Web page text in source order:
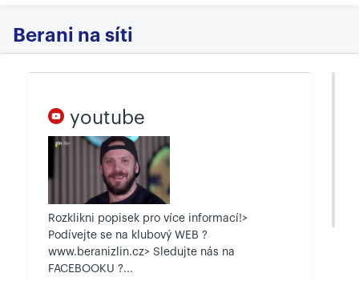
6.2.2022
Mladá Boleslav 4:3 po prodloužení, Vítkovice - Pardubice
4:1, Hradec Králové - PSG Berani Zlín 4:0. Předehráno
Karlovy Vary - Olomouc 4:3 po prodloužení. Litvínov -
Kladno 2:5. Zápas Sparta - Plzeň se hraje 15. února, Brno
- Třinec 16. února. Dohrávka 45. kola Litvínov - Karlovy
Vary 4:3 po prodloužení.
V Hradci bez gólů a bodů
6.2.2022
Berani na síti
youtube
Rozklikni popisek pro více informací!>
Podívejte se na klubový WEB ?
www.beranizlin.cz> Sledujte nás na
FACEBOOKU ?...